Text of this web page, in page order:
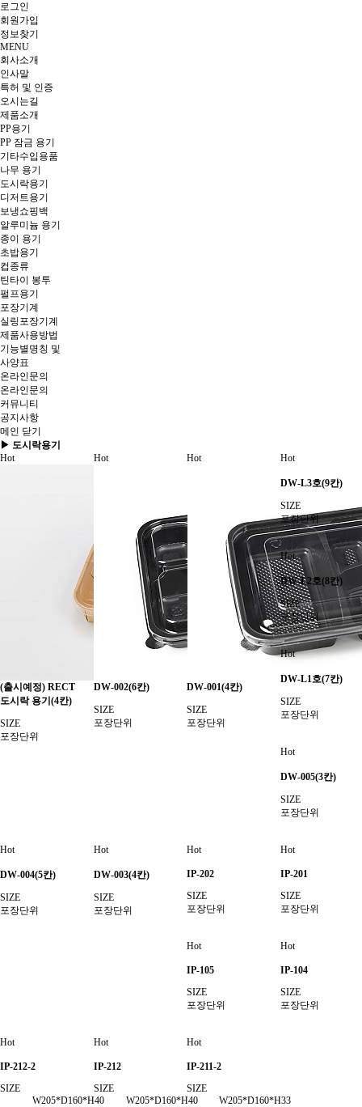
로그인
회원 가입
정보찾기
MENU
회사소개
인사말
특허 및 인증
오시는길
제품소개
PP용기
PP 잠금 용기
기타수입용품
나무 용기
도시락용기
디저트용기
보냉쇼핑백
알루미늄 용기
종이 용기
초밥용기
컵종류
틴타이 봉투
펄프용기
포장기계
실링포장기계
제품사용방법
기능별명칭 및
사양표
온라인문의
온라인문의
커뮤니티
공지사항
메인 닫기
▶ 도시락용기
Hot
(출시예정) RECT
도시락 용기(4칸)
SIZE
포장단위
Hot
DW-002(6칸)
SIZE
포장단위
Hot
DW-001(4칸)
SIZE
포장단위
Hot
DW-L3호(9칸)
SIZE
포장단위
Hot
DW-L2호(8칸)
SIZE
포장단위
Hot
DW-L1호(7칸)
SIZE
포장단위
Hot
DW-005(3칸)
SIZE
포장단위
Hot
DW-004(5칸)
SIZE
포장단위
Hot
DW-003(4칸)
SIZE
포장단위
Hot
IP-202
SIZE
포장단위
Hot
IP-201
SIZE
포장단위
Hot
IP-105
SIZE
포장단위
Hot
IP-104
SIZE
포장단위
Hot
IP-212-2
SIZE
W205*D160*H40
Hot
IP-212
SIZE
W205*D160*H40
Hot
IP-211-2
SIZE
W205*D160*H33